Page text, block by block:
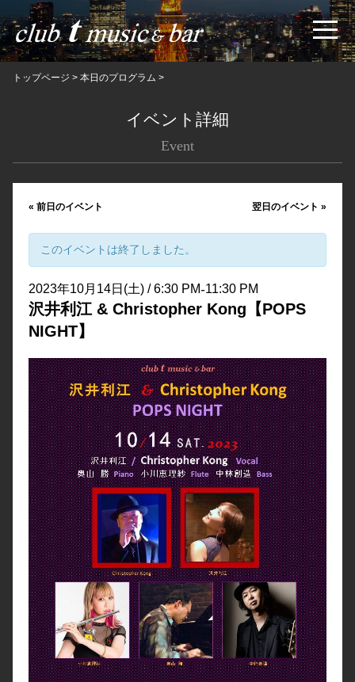
トップページ > 本日のプログラム >
イベント詳細
Event
« 前日のイベント 翌日のイベント»
このイベントは終了しました。
2023年10月14日(土) / 6:30 PM-11:30 PM
沢井利江 & Christopher Kong【POPS
NIGHT】